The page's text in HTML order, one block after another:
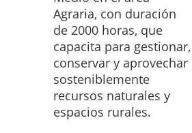
Agraria, con duración
de 2000 horas, que
capacita para gestionar,
conservar y aprovechar
sosteniblemente
recursos naturales y
espacios rurales.